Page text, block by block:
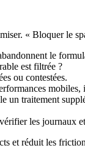
« Bloquer le
le
est filtrée ?
ou contestées.
un traitement
les journaux
et réduit les